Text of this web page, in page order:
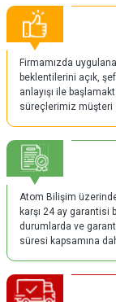
Firmamızda
beklentilerini açık,
anlayışı ile
süreçlerimiz müşteri
Atom Bilişim
karşı 24 ay garantisi
durumlarda ve
süresi kapsamına